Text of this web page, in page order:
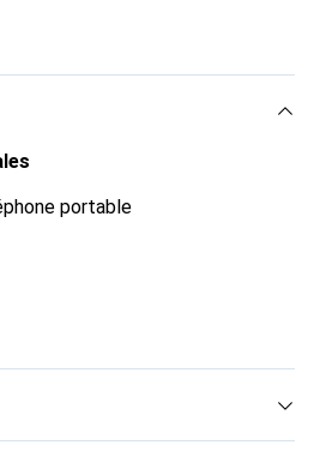
choix pour le client
portable